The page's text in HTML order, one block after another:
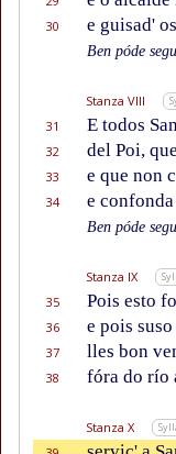
30 e guisad'
Ben póde
Stanza VIII
31 E todos
32 del Poi,
33 e que non
34 e
Ben póde
Stanza IX
35 Pois esto
36 e pois
37 lles bon
38 fóra do río
Stanza X